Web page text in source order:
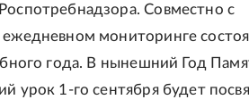
Совместно с
мониторинге
года. В нынешний Год
урок 1-го сентября будет